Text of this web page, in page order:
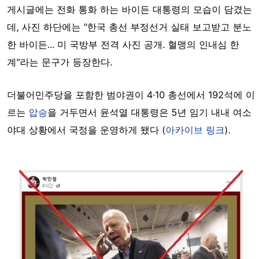
게시글에는 전화 통화 하는 바이든 대통령의 모습이 담겼는
데, 사진 하단에는 "한국 총선 부정선거 실태 보고받고 분노
한 바이든... 미 국방부 전격 사진 공개. 혈맹의 인내심 한
계"라는 문구가 등장한다.
더불어민주당을 포함한 범야권이 4·10 총선에서 192석에 이
르는 압승을 거두면서 윤석열 대통령은 5년 임기 내내 여소
야대 상황에서 국정을 운영하게 됐다 (아카이브 링크).
Image